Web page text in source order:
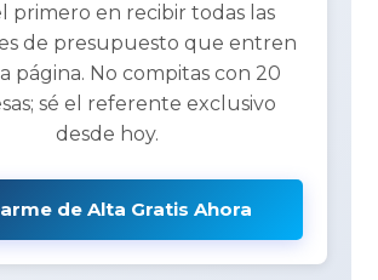
primero en recibir todas las
de presupuesto que entren
página. No compitas con 20
sé el referente exclusivo
desde hoy.
de Alta Gratis Ahora